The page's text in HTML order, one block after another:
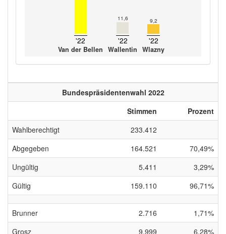
'22
Van der Bellen
11,6
'22
Wallentin
9,2
'22
Wlazny
Bundespräsidentenwahl 2022
Stimmen
Prozent
Wahlberechtigt
233.412
Abgegeben
164.521
70,49%
Ungültig
5.411
3,29%
Gültig
159.110 96,71%
Brunner 2.716
1,71%
Grosz
9.999 6,28%